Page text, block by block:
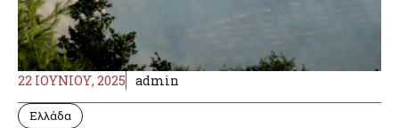
22 ΙΟΥΝΊΟΥ, 2025 admin
Ελλάδα